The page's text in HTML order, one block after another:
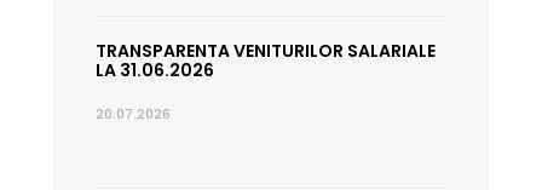
TRANSPARENTA VENITURILOR SALARIALE
LA 31.06.2026
20.07.2026